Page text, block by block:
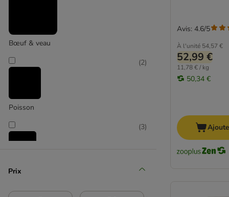
Virbac Veterinary HPM
Smilla
4Vets
animonda
Bœuf & veau
Poisson
(2)
Poulet
(3)
Prix
À l'unité 54,57 €
52,99 €
11,78 € / kg
50,34 €
Avis: 4.6/5